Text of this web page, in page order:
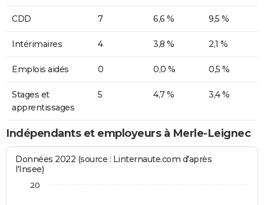
CDD 7 6,6 % 9,5 %
Intérimaires 4 3,8 % 2,1 %
Emplois aidés 0 0,0 % 0,5 %
Stages et
apprentissages
5 4,7 % 3,4 %
Indépendants et employeurs à Merle-Leignec
Données 2022 (source : Linternaute.com d'après
l'Insee)
20